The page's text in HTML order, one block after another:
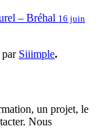
– Bréhal 16 juin
par Siiimple.
un projet, le
Nous